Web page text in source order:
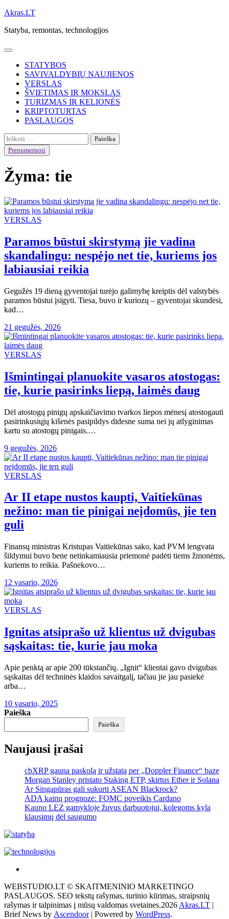
Skip
content
Akras.LT
Statyba, remontas, technologijos
STATYBOS
SAVIVALDYBIŲ NAUJIENOS
VERSLAS
ŠVIETIMAS IR MOKSLAS
TURIZMAS IR KELIONĖS
KRIPTOTURTAS
PASLAUGOS
Ieškoti:
Prenumeruoti
Žyma: tie
VERSLAS
Paramos būstui skirstymą jie vadina
skandalingu: nespėjo net tie, kuriems jos
labiausiai reikia
Gegužės 19 dieną gyventojai turėjo galimybę kreiptis dėl valstybės
paramos būstui įsigyti. Tiesa, buvo ir kuriozų – gyventojai skundėsi,
kad…
21 gegužės, 2026
VERSLAS
Išmintingai planuokite vasaros atostogas:
tie, kurie pasirinks liepą, laimės daug
Dėl atostogų pinigų apskaičiavimo tvarkos liepos mėnesį atostogauti
pasirinkusiųjų kišenės pasipildys didesne suma nei jų atlyginimas
kartu su atostogų pinigais.…
9 gegužės, 2026
VERSLAS
Ar II etape nustos kaupti, Vaitiekūnas
nežino: man tie pinigai neįdomūs, jie ten
guli
Finansų ministras Kristupas Vaitiekūnas sako, kad PVM lengvata
šildymui buvo bene netinkamiausia priemonė padėti tiems žmonėms,
kuriems to reikia. Pašnekovo…
12 vasario, 2026
VERSLAS
Ignitas atsiprašo už klientus už dvigubas
sąskaitas: tie, kurie jau moka
Apie penktą ar apie 200 tūkstančių. „Ignit“ klientai gavo dvigubas
sąskaitas dėl techninės klaidos savaitgalį, tačiau jie jau pasiekė
arba…
10 vasario, 2025
Paieška
Paieška
Naujausi įrašai
cbXRP gauna paskolą ir užstatą per „Doppler Finance“ bazę
Morgan Stanley pristato Staking ETP, skirtus Ether ir Solana
Ar Singapūras gali sukurti ASEAN Blackrock?
ADA kainų prognozė: FOMC poveikis Cardano
Kauno LEZ gamykloje žuvus darbuotojui, kolegoms kyla
klausimų dėl saugumo
tai
žemės
ploto
matavimo
WEBSTUDIO.LT © SKAITMENINIO MARKETINGO
PASLAUGOS. SEO tekstų rašymas, turinio kūrimas, straipsnių
rašymas ir talpinimas į mūsų valdomas svetaines.2026 Akras.LT |
Brief News by Ascendoor| Powered by WordPress.